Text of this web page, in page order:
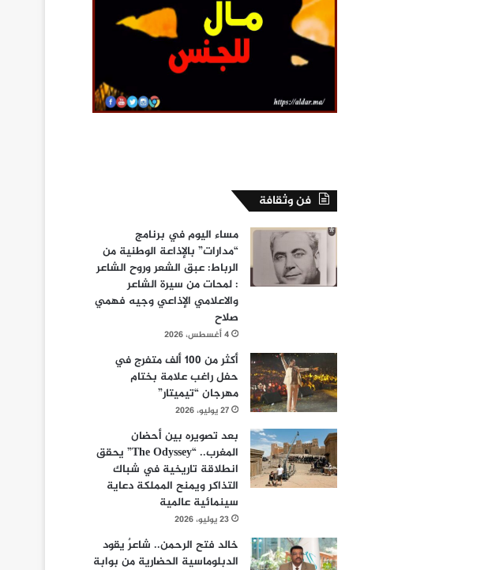
فن وثقافة
مساء اليوم في برنامج
“مدارات” بالإذاعة الوطنية من
الرباط: عبق الشعر وروح الشاعر
: لمحات من سيرة الشاعر
والاعلامي الإذاعي وجيه فهمي
صلاح
4 أغسطس، 2026
أكثر من 100 ألف متفرج في
حفل راغب علامة بختام
مهرجان “تيميتار”
27 يوليو، 2026
بعد تصويره بين أحضان
المغرب.. “The Odyssey” يحقق
انطلاقة تاريخية في شباك
التذاكر ويمنح المملكة دعاية
سينمائية عالمية
23 يوليو، 2026
خالد فتح الرحمن.. شاعرٌ يقود
الدبلوماسية الحضارية من بوابة